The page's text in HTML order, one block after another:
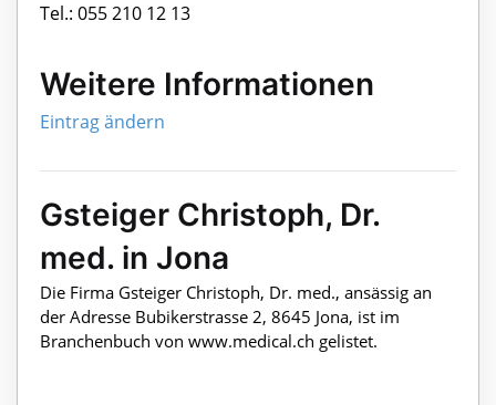
Tel.: 055 210 12 13
Weitere Informationen
Eintrag ändern
Gsteiger Christoph, Dr.
med. in Jona
Die Firma Gsteiger Christoph, Dr. med., ansässig an
der Adresse Bubikerstrasse 2, 8645 Jona, ist im
Branchenbuch von www.medical.ch gelistet.